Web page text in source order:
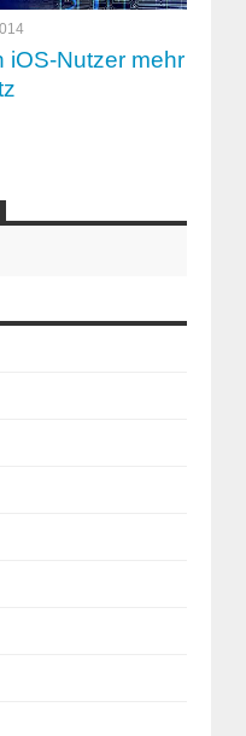
iOS-Nutzer mehr